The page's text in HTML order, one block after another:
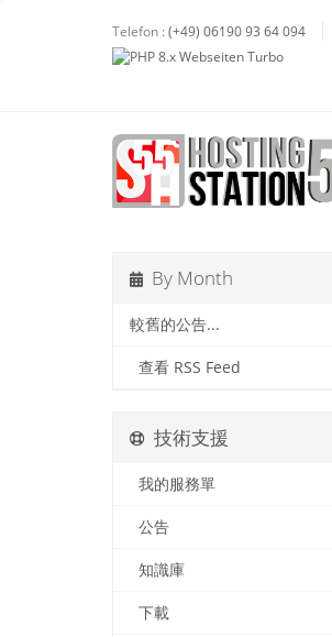
Telefon : (+49) 06190 93 64 094
By Month
較舊的公告...
查看 RSS Feed
技術支援
我的服務單
公告
知識庫
下載